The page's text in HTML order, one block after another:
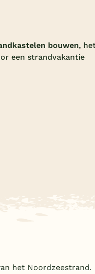
bouwen,
een strandvakantie
het Noordzeestrand.